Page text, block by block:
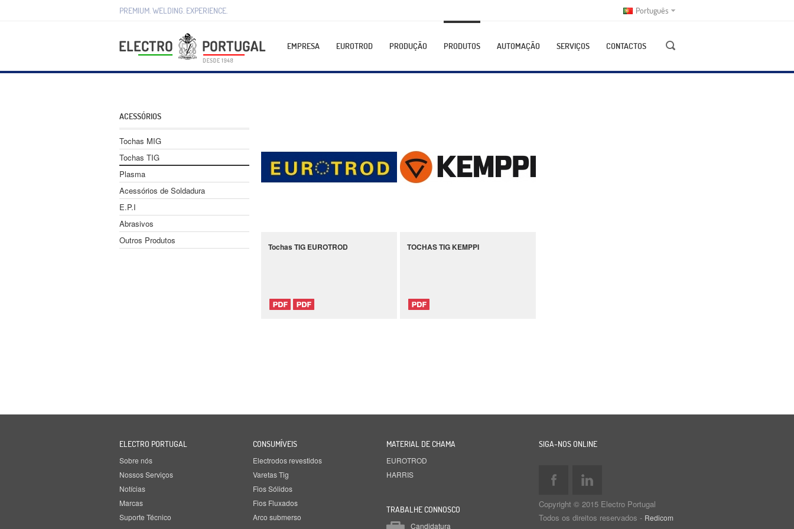
PREMIUM. WELDING. EXPERIENCE. Português
EMPRESA EUROTROD PRODUÇÃO PRODUTOS AUTOMAÇÃO SERVIÇOS CONTACTOS
ACESSÓRIOS
Tochas MIG
Tochas TIG
Plasma
Acessórios de Soldadura
E.P.I
Abrasivos
Outros Produtos
Tochas TIG EUROTROD TOCHAS TIG KEMPPI
ELECTRO PORTUGAL
Sobre nós
Nossos Serviços
Notícias
Marcas
Suporte Técnico
CONSUMÍVEIS
Electrodos revestidos
Varetas Tig
Fios Sólidos
Fios Fluxados
Arco submerso
MATERIAL DE CHAMA
EUROTROD
HARRIS
TRABALHE CONNOSCO
Candidatura
SIGA-NOS ONLINE
Copyright © 2015 Electro Portugal
Todos os direitos reservados - Redicom